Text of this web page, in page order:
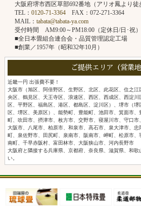
大阪府堺市西区草部692番地（アリオ鳳より徒
TEL： 0120-71-3364FAX：072-271-3364
MAIL： tabata@tabata-ya.com
受付時間 AM9:00～PM18:00（定休日/日･祝）
■全日本畳組合連合会・品質管理認定工場
■創業／1957年（昭和32年10月）
ご提供エリア（営業地
近畿一円 出張費不要！
大阪市（旭区、阿倍野区、生野区、北区、此花区、住之
央区、鶴見区、天王寺区、浪速区、西区、西成区、西淀川
区、平野区、福島区、港区、都島区、淀川区）、堺市（
区、堺区、美原区）、能勢町、豊能町、池田市、箕面市
町、吹田市、摂津市、枚方市、交野市、寝屋川市、守口
大阪市、八尾市、柏原市、和泉市、高石市、泉大津市、
町、泉佐野市、田尻町、泉南市、阪南市、岬町、松原市
南町、千早赤阪村、富田林市、大阪狭山市、河内長野市
大阪府と隣接する兵庫県、京都府、奈良県、滋賀県、和歌
い。